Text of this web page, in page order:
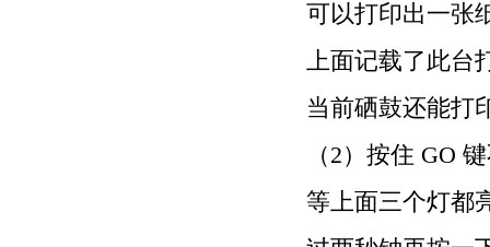
可以打印出一张
上面记载了此台
当前硒鼓还能打
（2）按住 GO
等上面三个灯都